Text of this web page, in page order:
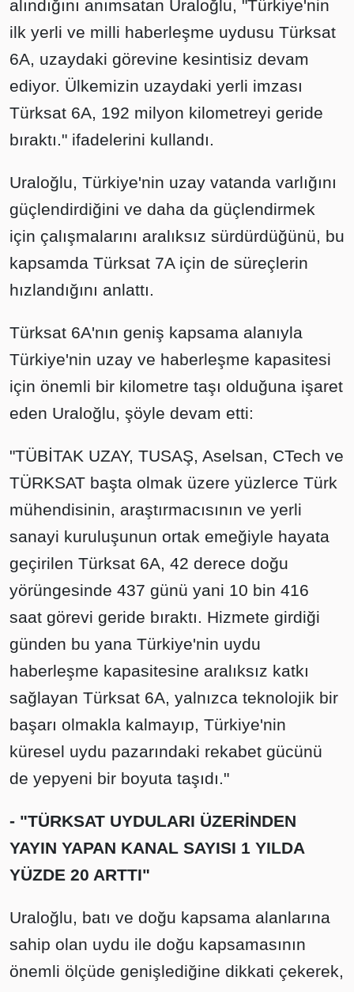
alındığını anımsatan Uraloğlu, "Türkiye'nin
ilk yerli ve milli haberleşme uydusu Türksat
6A, uzaydaki görevine kesintisiz devam
ediyor. Ülkemizin uzaydaki yerli imzası
Türksat 6A, 192 milyon kilometreyi geride
bıraktı." ifadelerini kullandı.
Uraloğlu, Türkiye'nin uzay vatanda varlığını
güçlendirdiğini ve daha da güçlendirmek
için çalışmalarını aralıksız sürdürdüğünü, bu
kapsamda Türksat 7A için de süreçlerin
hızlandığını anlattı.
Türksat 6A'nın geniş kapsama alanıyla
Türkiye'nin uzay ve haberleşme kapasitesi
için önemli bir kilometre taşı olduğuna işaret
eden Uraloğlu, şöyle devam etti:
"TÜBİTAK UZAY, TUSAŞ, Aselsan, CTech ve
TÜRKSAT başta olmak üzere yüzlerce Türk
mühendisinin, araştırmacısının ve yerli
sanayi kuruluşunun ortak emeğiyle hayata
geçirilen Türksat 6A, 42 derece doğu
yörüngesinde 437 günü yani 10 bin 416
saat görevi geride bıraktı. Hizmete girdiği
günden bu yana Türkiye'nin uydu
haberleşme kapasitesine aralıksız katkı
sağlayan Türksat 6A, yalnızca teknolojik bir
başarı olmakla kalmayıp, Türkiye'nin
küresel uydu pazarındaki rekabet gücünü
de yepyeni bir boyuta taşıdı."
- "TÜRKSAT UYDULARI ÜZERİNDEN
YAYIN YAPAN KANAL SAYISI 1 YILDA
YÜZDE 20 ARTTI"
Uraloğlu, batı ve doğu kapsama alanlarına
sahip olan uydu ile doğu kapsamasının
önemli ölçüde genişlediğine dikkati çekerek,